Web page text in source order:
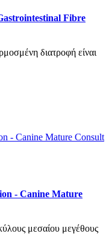
Fibre
διατροφή είναι
- Canine Mature
μεσαίου μεγέθους